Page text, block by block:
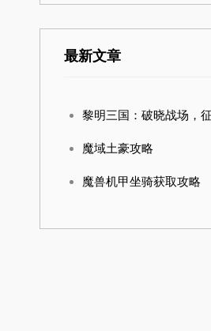
最新文章
黎明三国：破晓战场，
魔域土豪攻略
魔兽机甲坐骑获取攻略